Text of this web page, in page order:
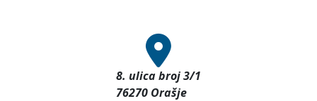
8. ulica broj 3/1
76270 Orašje